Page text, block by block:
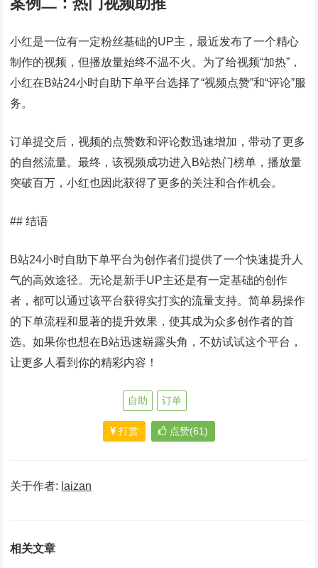
小红是一位有一定粉丝基础的UP主，最近发布了一个精心
制作的视频，但播放量始终不温不火。为了给视频“加热”，
小红在B站24小时自助下单平台选择了“视频点赞”和“评论”服
务。
订单提交后，视频的点赞数和评论数迅速增加，带动了更多
的自然流量。最终，该视频成功进入B站热门榜单，播放量
突破百万，小红也因此获得了更多的关注和合作机会。
## 结语
B站24小时自助下单平台为创作者们提供了一个快速提升人
气的高效途径。无论是新手UP主还是有一定基础的创作
者，都可以通过该平台获得实打实的流量支持。简单易操作
的下单流程和显著的提升效果，使其成为众多创作者的首
选。如果你也想在B站迅速崭露头角，不妨试试这个平台，
让更多人看到你的精彩内容！
自助 订单
打赏 点赞(61)
关于作者: laizan
相关文章